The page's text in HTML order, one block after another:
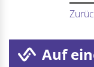
Auf